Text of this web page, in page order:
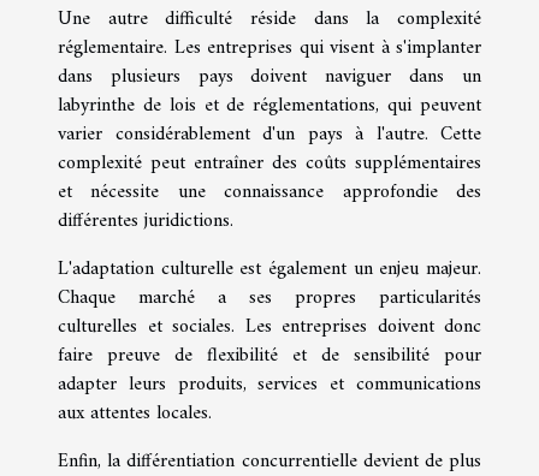
Une autre difficulté réside dans la complexité
réglementaire. Les entreprises qui visent à s'implanter
dans plusieurs pays doivent naviguer dans un
labyrinthe de lois et de réglementations, qui peuvent
varier considérablement d'un pays à l'autre. Cette
complexité peut entraîner des coûts supplémentaires
et nécessite une connaissance approfondie des
différentes juridictions.
L'adaptation culturelle est également un enjeu majeur.
Chaque marché a ses propres particularités
culturelles et sociales. Les entreprises doivent donc
faire preuve de flexibilité et de sensibilité pour
adapter leurs produits, services et communications
aux attentes locales.
Enfin, la différentiation concurrentielle devient de plus